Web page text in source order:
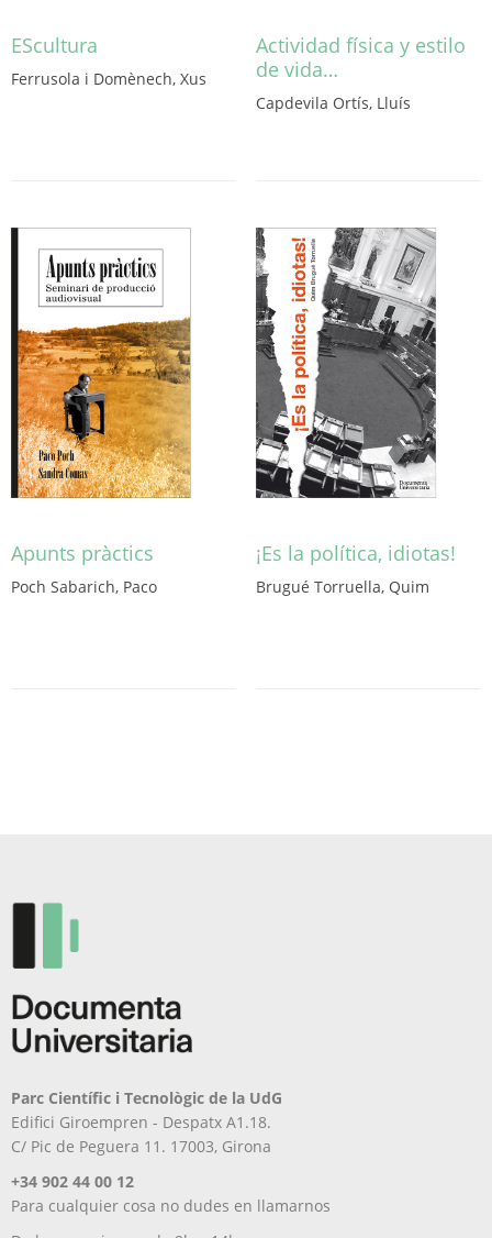
EScultura
Ferrusola i Domènech, Xus
Actividad física y estilo
de vida…
Capdevila Ortís, Lluís
Apunts pràctics
Poch Sabarich, Paco
¡Es la política, idiotas!
Brugué Torruella, Quim
Parc Científic i Tecnològic de la UdG
Edifici Giroempren - Despatx A1.18.
C/ Pic de Peguera 11. 17003, Girona
+34 902 44 00 12
Para cualquier cosa no dudes en llamarnos